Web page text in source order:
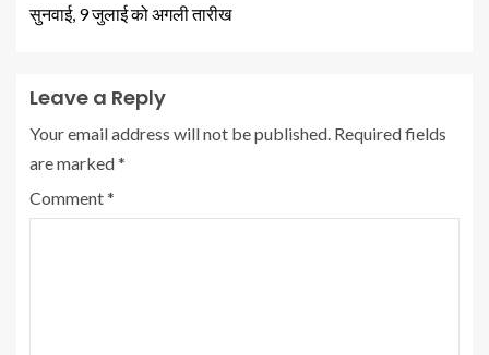
सुनवाई, 9 जुलाई को अगली तारीख
Leave a Reply
Your email address will not be published. Required fields
are marked*
Comment*